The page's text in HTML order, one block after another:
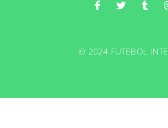
© 2024 FUTEBOL